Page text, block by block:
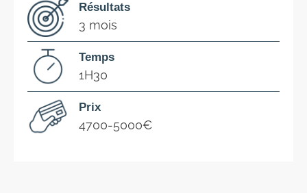
Résultats
3 mois
Temps
1H30
Prix
4700-5000€